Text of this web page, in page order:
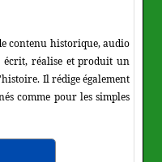
contenu historique, audio
réalise et produit un
Il rédige également
comme pour les simples